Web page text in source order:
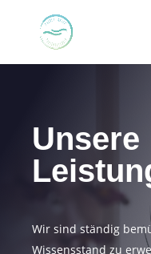
Unsere
Wir sind ständig
Wissensstand zu